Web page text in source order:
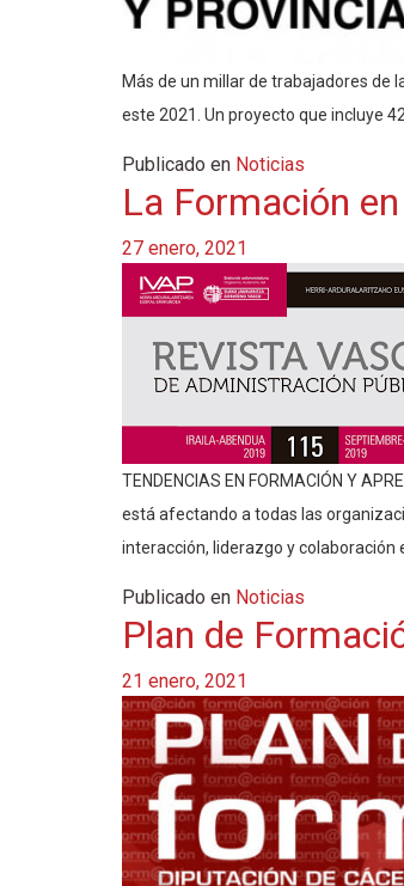
Más de un millar de trabajadores de
este 2021. Un proyecto que incluye
Publicado en Noticias
La Formación
27 enero, 2021
TENDENCIAS EN FORMACIÓN Y
está afectando a todas las
interacción, liderazgo y colaboración
Publicado en Noticias
Plan de
21 enero, 2021